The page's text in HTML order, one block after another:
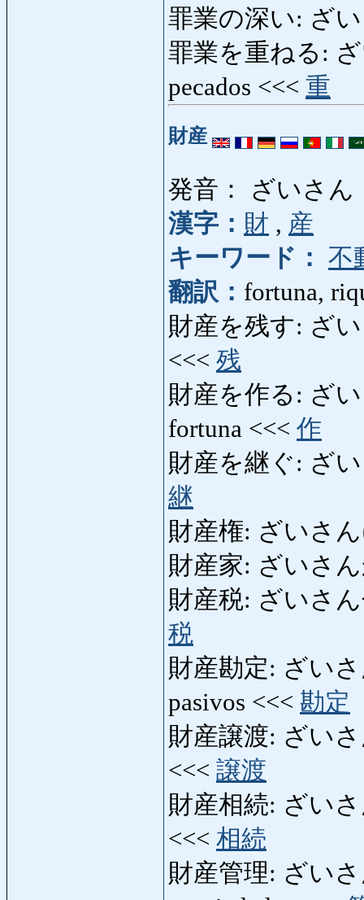
罪業の深い: ざ
罪業を重ねる:
pecados <<< 重
財産
発音： ざいさん
漢字： 財 , 産
キーワード： 不
翻訳： fortuna,
財産を残す: ざ
<<< 残
財産を作る: ざい
fortuna <<< 作
財産を継ぐ: ざい
継
財産権: ざいさん
財産家: ざいさん
財産税: ざいさん
税
財産勘定: ざい
pasivos <<< 勘定
財産譲渡: ざいさ
<<< 譲渡
財産相続: ざいさ
<<< 相続
財産管理: ざい